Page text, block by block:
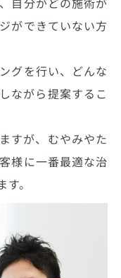
ができていない方
グを行い、どんな
ながら提案するこ
すが、むやみやた
様に一番最適な治
。